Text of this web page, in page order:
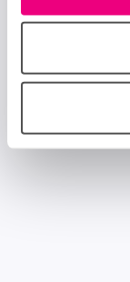
in het tabblad